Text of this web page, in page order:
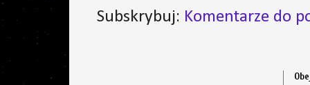
Subskrybuj: Komentarze do